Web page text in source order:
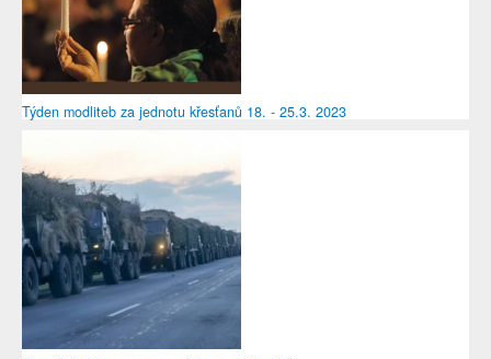
Týden modliteb za jednotu křesťanů 18. - 25.3. 2023